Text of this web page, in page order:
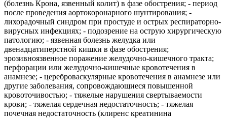
(болезнь Крона, язвенный колит) в фазе обострения; - период
после проведения аортокоронарного шунтирования; -
лихорадочный синдром при простуде и острых респираторно-
вирусных инфекциях; - подозрение на острую хирургическую
патологию; - язвенная болезнь желудка или
двенадцатиперстной кишки в фазе обострения;
эрозивноязвенное поражение желудочно-кишечного тракта;
перфорации или желудочно-кишечные кровотечения в
анамнезе; - цереброваскулярные кровотечения в анамнезе или
другие заболевания, сопровождающиеся повышенной
кровоточивостью; - тяжелые нарушения свертываемости
крови; - тяжелая сердечная недостаточность; - тяжелая
почечная недостаточность (клиренс креатинина